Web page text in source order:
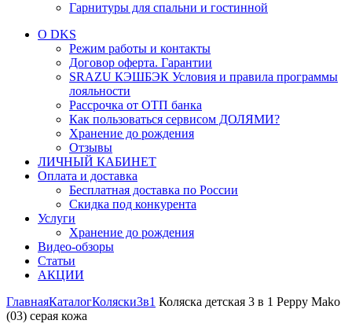
Гарнитуры для спальни и гостинной
О DKS
Режим работы и контакты
Договор оферта. Гарантии
SRAZU КЭШБЭК Условия и правила программы
лояльности
Рассрочка от ОТП банка
Как пользоваться сервисом ДОЛЯМИ?
Хранение до рождения
Отзывы
ЛИЧНЫЙ КАБИНЕТ
Оплата и доставка
Бесплатная доставка по России
Скидка под конкурента
Услуги
Хранение до рождения
Видео-обзоры
Статьи
АКЦИИ
ГлавнаяКаталогКоляски3в1 Коляска детская 3 в 1 Peppy Mako
(03) серая кожа